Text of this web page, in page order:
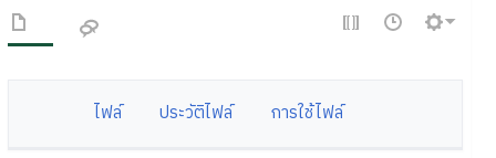
ไฟล์ ประวัติไฟล์ การใช้ไฟล์